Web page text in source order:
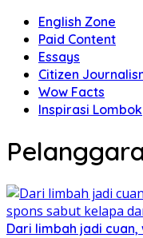
English Zone
Paid Content
Essays
Citizen
Wow Facts
Inspirasi Lombok
Dari limbah jadi